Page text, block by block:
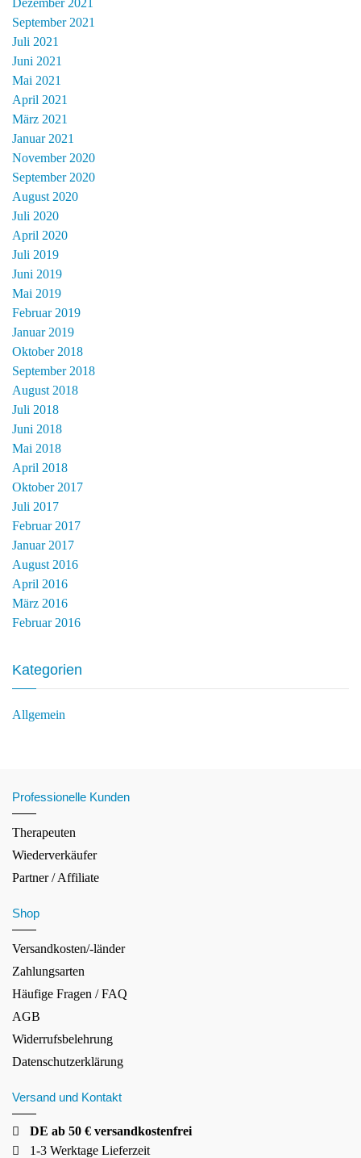
Dezember 2021
September 2021
Juli 2021
Juni 2021
Mai 2021
April 2021
März 2021
Januar 2021
November 2020
September 2020
August 2020
Juli 2020
April 2020
Juli 2019
Juni 2019
Mai 2019
Februar 2019
Januar 2019
Oktober 2018
September 2018
August 2018
Juli 2018
Juni 2018
Mai 2018
April 2018
Oktober 2017
Juli 2017
Februar 2017
Januar 2017
August 2016
April 2016
März 2016
Februar 2016
Kategorien
Allgemein
Professionelle Kunden
Therapeuten
Wiederverkäufer
Partner / Affiliate
Shop
Versandkosten/-länder
Zahlungsarten
Häufige Fragen / FAQ
AGB
Widerrufsbelehrung
Datenschutzerklärung
Versand und Kontakt
DE ab 50 € versandkostenfrei
1-3 Werktage Lieferzeit